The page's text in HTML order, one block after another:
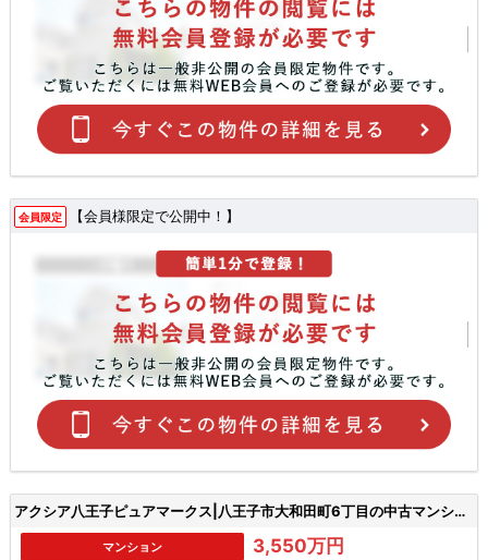
会員限定 【会員様限定で公開中！】
アクシア八王子ピュアマークス|八王子市大和田町6丁目の中古マンション
マンション 3,550万円